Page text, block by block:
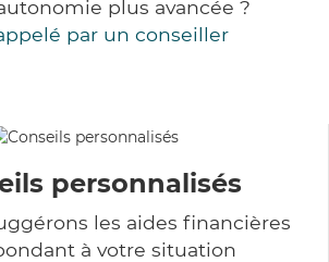
plus avancée ?
par un conseiller
personnalisés
les aides financières
à votre situation